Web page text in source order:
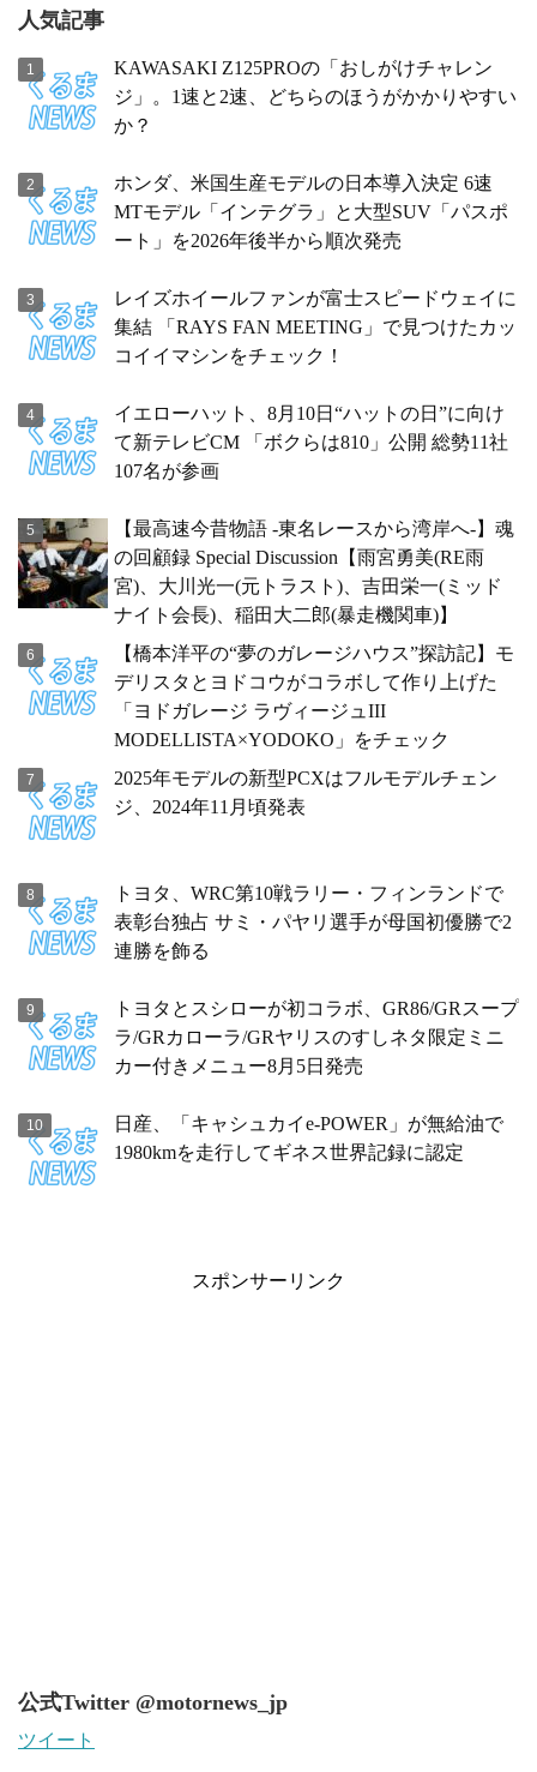
人気記事
KAWASAKI Z125PROの「おしがけチャレン
ジ」。1速と2速、どちらのほうがかかりやすい
か？
ホンダ、米国生産モデルの日本導入決定 6速
MTモデル「インテグラ」と大型SUV「パスポ
ート」を2026年後半から順次発売
レイズホイールファンが富士スピードウェイに
集結 「RAYS FAN MEETING」で見つけたカッ
コイイマシンをチェック！
イエローハット、8月10日“ハットの日”に向け
て新テレビCM 「ボクらは810」公開 総勢11社
107名が参画
【最高速今昔物語 -東名レースから湾岸へ-】魂
の回顧録 Special Discussion【雨宮勇美(RE雨
宮)、大川光一(元トラスト)、吉田栄一(ミッド
ナイト会長)、稲田大二郎(暴走機関車)】
【橋本洋平の“夢のガレージハウス”探訪記】モ
デリスタとヨドコウがコラボして作り上げた
「ヨドガレージ ラヴィージュIII
MODELLISTA×YODOKO」をチェック
2025年モデルの新型PCXはフルモデルチェン
ジ、2024年11月頃発表
トヨタ、WRC第10戦ラリー・フィンランドで
表彰台独占 サミ・パヤリ選手が母国初優勝で2
連勝を飾る
トヨタとスシローが初コラボ、GR86/GRスープ
ラ/GRカローラ/GRヤリスのすしネタ限定ミニ
カー付きメニュー8月5日発売
日産、「キャシュカイe-POWER」が無給油で
1980kmを走行してギネス世界記録に認定
スポンサーリンク
公式Twitter @motornews_jp
ツイート